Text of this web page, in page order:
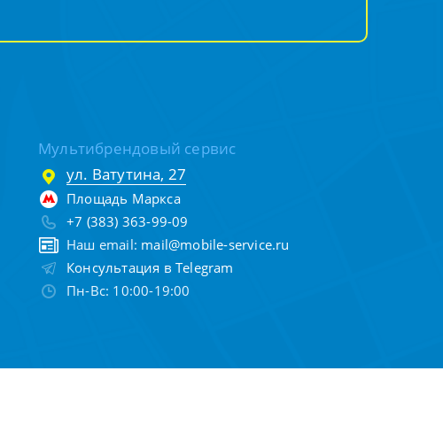
Мультибрендовый сервис
ул. Ватутина, 27
Площадь Маркса
+7 (383) 363-99-09
Наш email: mail@mobile-service.ru
Консультация в Telegram
Пн-Вс: 10:00-19:00